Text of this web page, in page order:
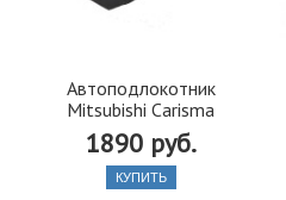
Автоподлокотник
Mitsubishi Carisma
1890 руб.
КУПИТЬ